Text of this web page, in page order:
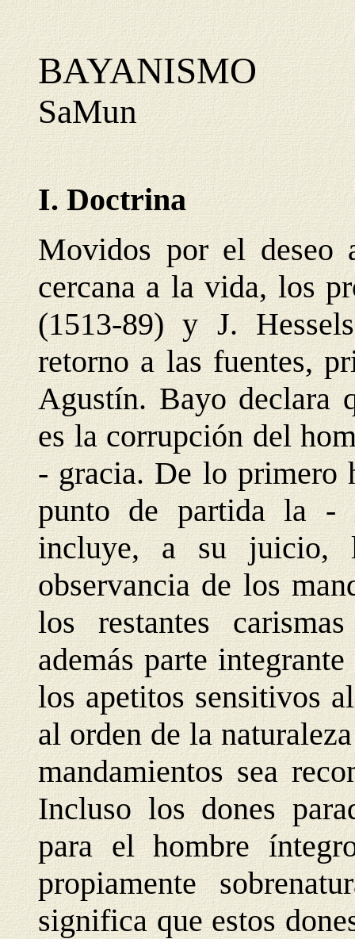
BAYANISMO
SaMun
I. Doctrina
Movidos por el deseo
cercana a la vida, los
(1513-89) y J.
retorno a las fuentes,
Agustín. Bayo declara
es la corrupción del
- gracia. De lo primero
punto de partida la -
incluye, a su juicio,
observancia de los
los restantes
además parte
los apetitos sensitivos
al orden de la
mandamientos sea
Incluso los dones
para el hombre
propiamente
significa que estos